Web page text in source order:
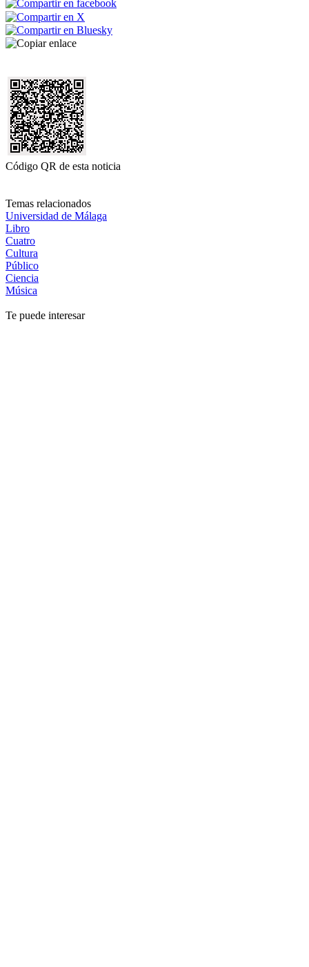
Código QR de esta noticia
Temas relacionados
Universidad de Málaga
Libro
Cuatro
Cultura
Público
Ciencia
Música
Te puede interesar